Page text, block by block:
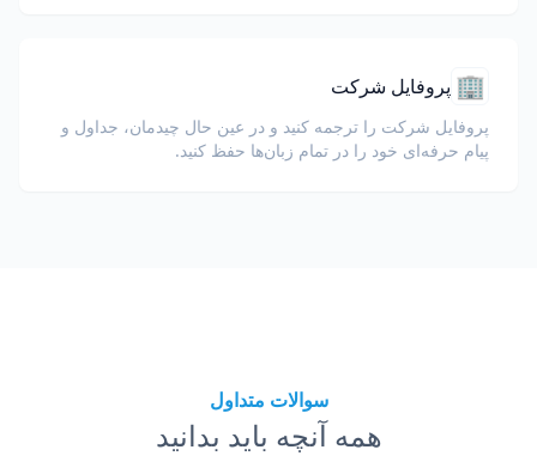
🏢 پروفایل شرکت
پروفایل شرکت را ترجمه کنید و در عین حال چیدمان، جداول و
پیام حرفه‌ای خود را در تمام زبان‌ها حفظ کنید.
سوالات متداول
همه آنچه باید بدانید